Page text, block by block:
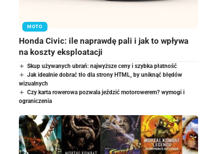
MOTO
Honda Civic: ile naprawdę pali i jak to wpływa
na koszty eksploatacji
Skup używanych ubrań: najwyższe ceny i szybka płatność
Jak idealnie dobrać tło dla strony HTML, by uniknąć błędów
wizualnych
Czy karta rowerowa pozwala jeździć motorowerem? wymogi i
ograniczenia